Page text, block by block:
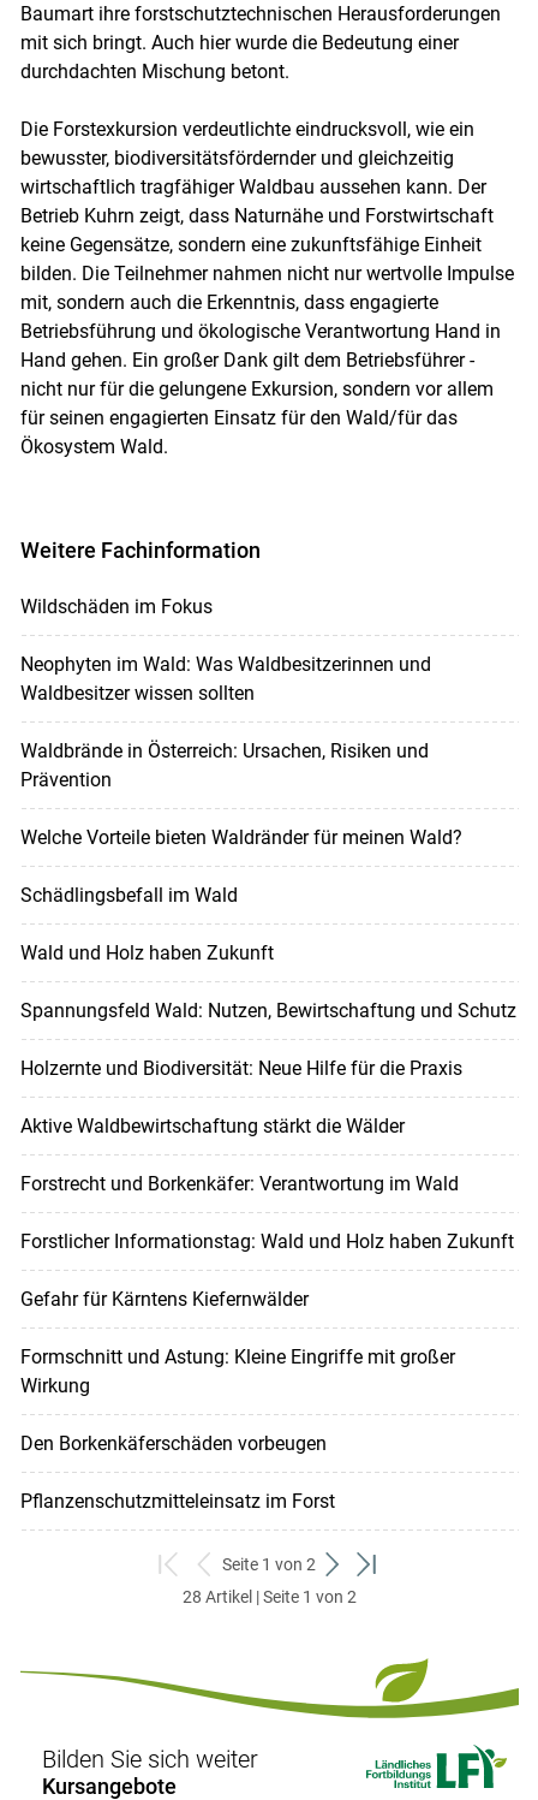
Baumart ihre forstschutztechnischen Herausforderungen
mit sich bringt. Auch hier wurde die Bedeutung einer
durchdachten Mischung betont.
Die Forstexkursion verdeutlichte eindrucksvoll, wie ein
bewusster, biodiversitätsfördernder und gleichzeitig
wirtschaftlich tragfähiger Waldbau aussehen kann. Der
Betrieb Kuhrn zeigt, dass Naturnähe und Forstwirtschaft
keine Gegensätze, sondern eine zukunftsfähige Einheit
bilden. Die Teilnehmer nahmen nicht nur wertvolle Impulse
mit, sondern auch die Erkenntnis, dass engagierte
Betriebsführung und ökologische Verantwortung Hand in
Hand gehen. Ein großer Dank gilt dem Betriebsführer -
nicht nur für die gelungene Exkursion, sondern vor allem
für seinen engagierten Einsatz für den Wald/​für das
Ökosystem Wald.
Weitere Fachinformation
Wildschäden im Fokus
Neophyten im Wald: Was Waldbesitzerinnen und
Waldbesitzer wissen sollten
Waldbrände in Österreich: Ursachen, Risiken und
Prävention
Welche Vorteile bieten Waldränder für meinen Wald?
Schädlingsbefall im Wald
Wald und Holz haben Zukunft
Spannungsfeld Wald: Nutzen, Bewirtschaftung und Schutz
Holzernte und Biodiversität: Neue Hilfe für die Praxis
Aktive Waldbewirtschaftung stärkt die Wälder
Forstrecht und Borkenkäfer: Verantwortung im Wald
Forstlicher Informationstag: Wald und Holz haben Zukunft
Gefahr für Kärntens Kiefernwälder
Formschnitt und Astung: Kleine Eingriffe mit großer
Wirkung
Den Borkenkäferschäden vorbeugen
Pflanzenschutzmitteleinsatz im Forst
zum
ersten
zurück
zum
Seite 1 von 2
weiter
zum
zum
28 Artikel | Seite 1 von 2
Bilden Sie sich weiter
Kursangebote